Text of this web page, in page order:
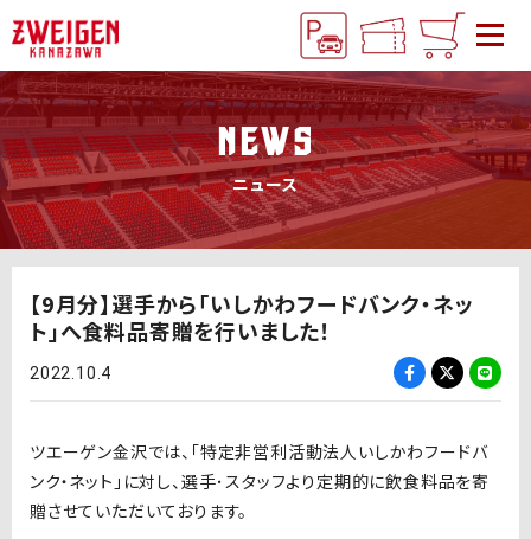
NEWS
ニュース
【9月分】選手から「いしかわフードバンク・ネッ
ト」へ食料品寄贈を行いました！
2022.10.4
ツエーゲン金沢では、「特定非営利活動法人いしかわフードバ
ンク・ネット」に対し、選手･スタッフより定期的に飲食料品を寄
贈させていただいております。